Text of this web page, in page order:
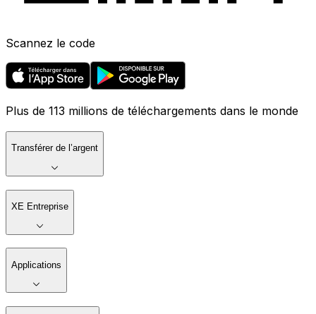
Scannez le code
Plus de 113 millions de téléchargements dans le monde
Transférer de l’argent
XE Entreprise
Applications